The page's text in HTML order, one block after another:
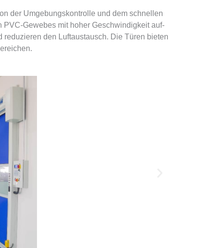
der Umgebungskontrolle und dem schnellen
Gewebes mit hoher Geschwindigkeit auf-
den Luftaustausch. Die Türen bieten